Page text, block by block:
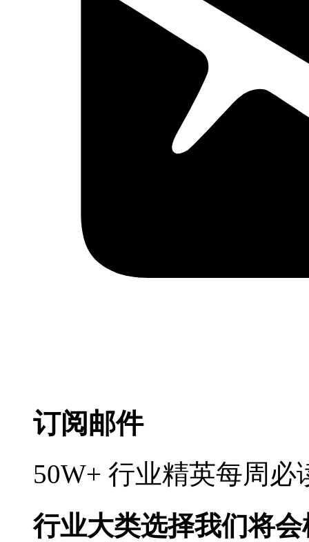
订阅邮件
50W+ 行业精英每周
行业大类选择我们将